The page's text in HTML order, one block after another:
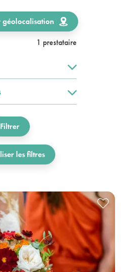
géolocalisation
1 prestataire
Filtrer
les filtres